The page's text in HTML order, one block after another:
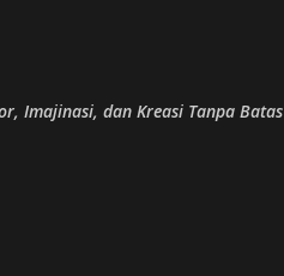
Imajinasi, dan Kreasi Tanpa Batas